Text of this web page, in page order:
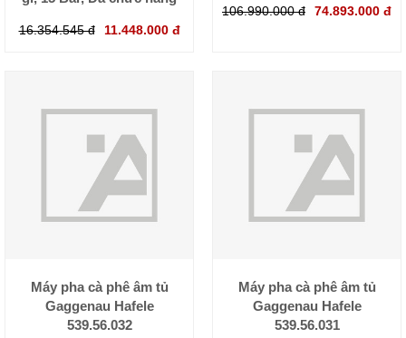
16.354.545 đ 11.448.000 đ
106.990.000 đ 74.893.000 đ
Máy pha cà phê âm tủ
Gaggenau Hafele
539.56.032
Máy pha cà phê âm tủ
Gaggenau Hafele
539.56.031